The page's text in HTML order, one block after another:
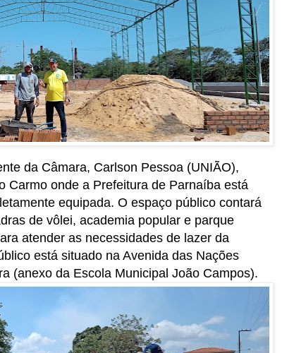
da Câmara, Carlson Pessoa (UNIÃO),
Carmo onde a Prefeitura de Parnaíba está
equipada. O espaço público contará
de vôlei, academia popular e parque
atender as necessidades de lazer da
está situado na Avenida das Nações
(anexo da Escola Municipal João Campos).